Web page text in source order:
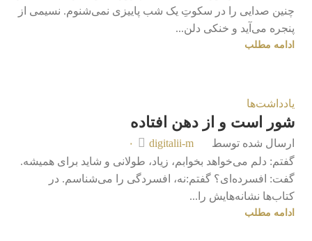
چنین صدایی را در سکوتِ یک شب پاییزی نمی‌شنوم. نسیمی از
پنجره می‌آید و خنکی دلن...
ادامه مطلب
یادداشت‌ها
شور است و از دهن افتاده
ارسال شده توسط digitalii-m
۰
گفتم: دلم می‌خواهد بخوابم، زیاد، طولانی و شاید برای همیشه.
گفت: افسرده‌ای؟ گفتم:نه، افسردگی را می‌شناسم. در
کتاب‌ها نشانه‌هایش را...
ادامه مطلب